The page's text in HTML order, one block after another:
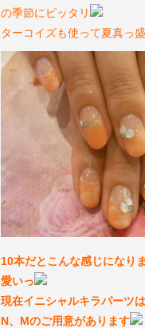
の季節にピッタリ
ターコイズも使って夏真っ
10本だとこんな感じになり
愛いっ
現在イニシャルキラパーツ
N、Mのご用意があります